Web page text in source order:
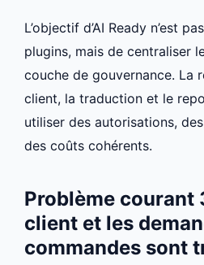
L’objectif d’AI Ready n’est
plugins, mais de centraliser
couche de gouvernance. La
client, la traduction et le
utiliser des autorisations,
des coûts cohérents.
Problème courant
client et les
commandes sont